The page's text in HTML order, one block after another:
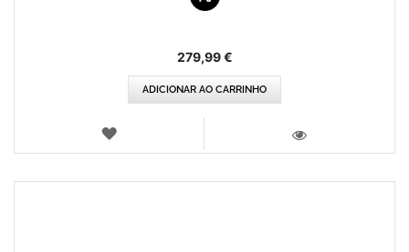
279,99 €
ADICIONAR AO CARRINHO
LISTA